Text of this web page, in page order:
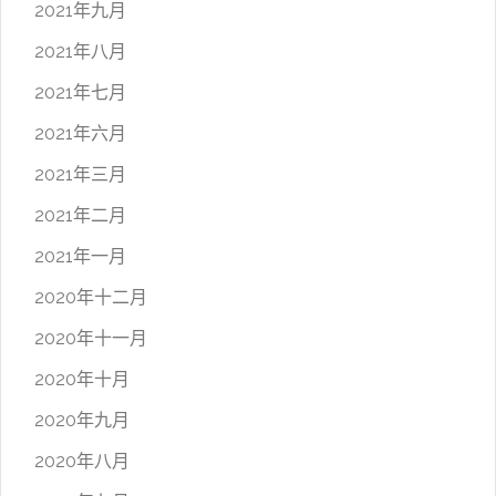
2021年九月
2021年八月
2021年七月
2021年六月
2021年三月
2021年二月
2021年一月
2020年十二月
2020年十一月
2020年十月
2020年九月
2020年八月